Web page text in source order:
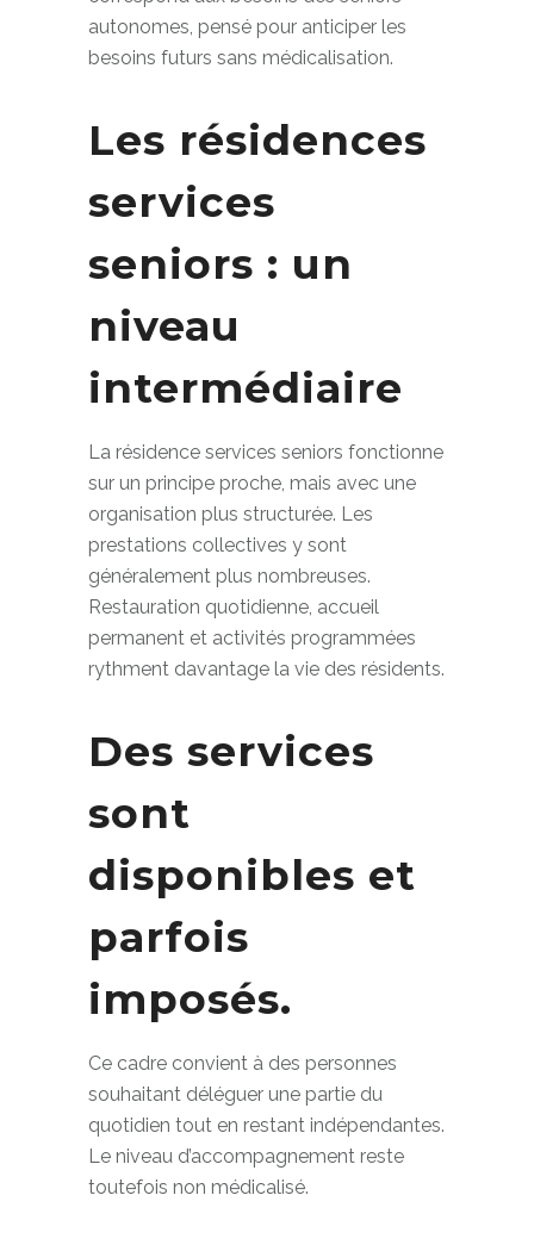
correspond aux besoins des seniors
autonomes, pensé pour anticiper les
Les résidences
services
seniors : un
niveau
intermédiaire
La résidence services seniors fonctionne
sur un principe proche, mais avec une
organisation plus structurée. Les
prestations collectives y sont
généralement plus nombreuses.
Restauration quotidienne, accueil
permanent et activités programmées
Des services
sont
disponibles et
parfois
imposés.
Ce cadre convient à des personnes
souhaitant déléguer une partie du
quotidien tout en restant indépendantes.
Le niveau d’accompagnement reste